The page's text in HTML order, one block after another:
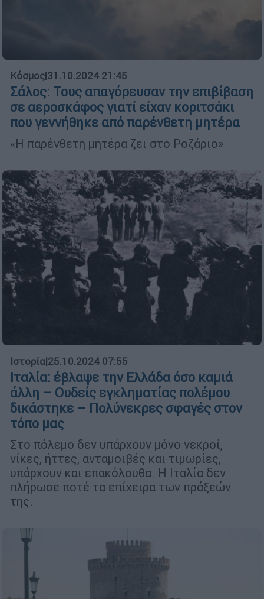
Κόσμος|31.10.2024 21:45
Σάλος: Τους απαγόρευσαν την επιβίβαση
σε αεροσκάφος γιατί είχαν κοριτσάκι
που γεννήθηκε από παρένθετη μητέρα
«Η παρένθετη μητέρα ζει στο Ροζάριο»
Ιστορία|25.10.2024 07:55
Ιταλία: έβλαψε την Ελλάδα όσο καμιά
άλλη – Ουδείς εγκληματίας πολέμου
δικάστηκε – Πολύνεκρες σφαγές στον
τόπο μας
Στο πόλεμο δεν υπάρχουν μόνο νεκροί,
νίκες, ήττες, ανταμοιβές και τιμωρίες,
υπάρχουν και επακόλουθα. Η Ιταλία δεν
πλήρωσε ποτέ τα επίχειρα των πράξεών
της.